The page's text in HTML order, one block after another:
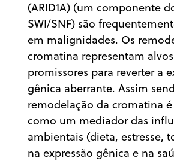
(ARID1A) (um componente
SWI/SNF) são
em malignidades. Os
cromatina representam
promissores para reverter a
gênica aberrante. Assim
remodelação da cromatina
como um mediador das
ambientais (dieta, estresse,
na expressão gênica e na